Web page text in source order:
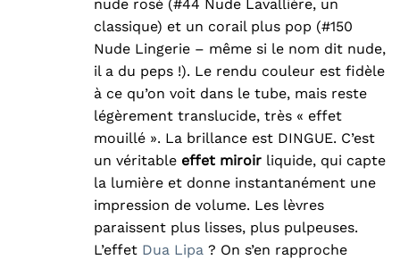
nude rosé (#44 Nude Lavallière, un
classique) et un corail plus pop (#150
Nude Lingerie – même si le nom dit nude,
il a du peps !). Le rendu couleur est fidèle
à ce qu’on voit dans le tube, mais reste
légèrement translucide, très « effet
mouillé ». La brillance est DINGUE. C’est
un véritable effet miroirliquide, qui capte
la lumière et donne instantanément une
impression de volume. Les lèvres
paraissent plus lisses, plus pulpeuses.
L’effet Dua Lipa? On s’en rapproche